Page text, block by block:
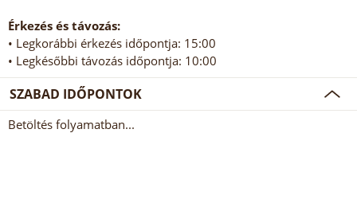
Érkezés és távozás:
• Legkorábbi érkezés időpontja: 15:00
• Legkésőbbi távozás időpontja: 10:00
SZABAD IDŐPONTOK
Betöltés folyamatban...